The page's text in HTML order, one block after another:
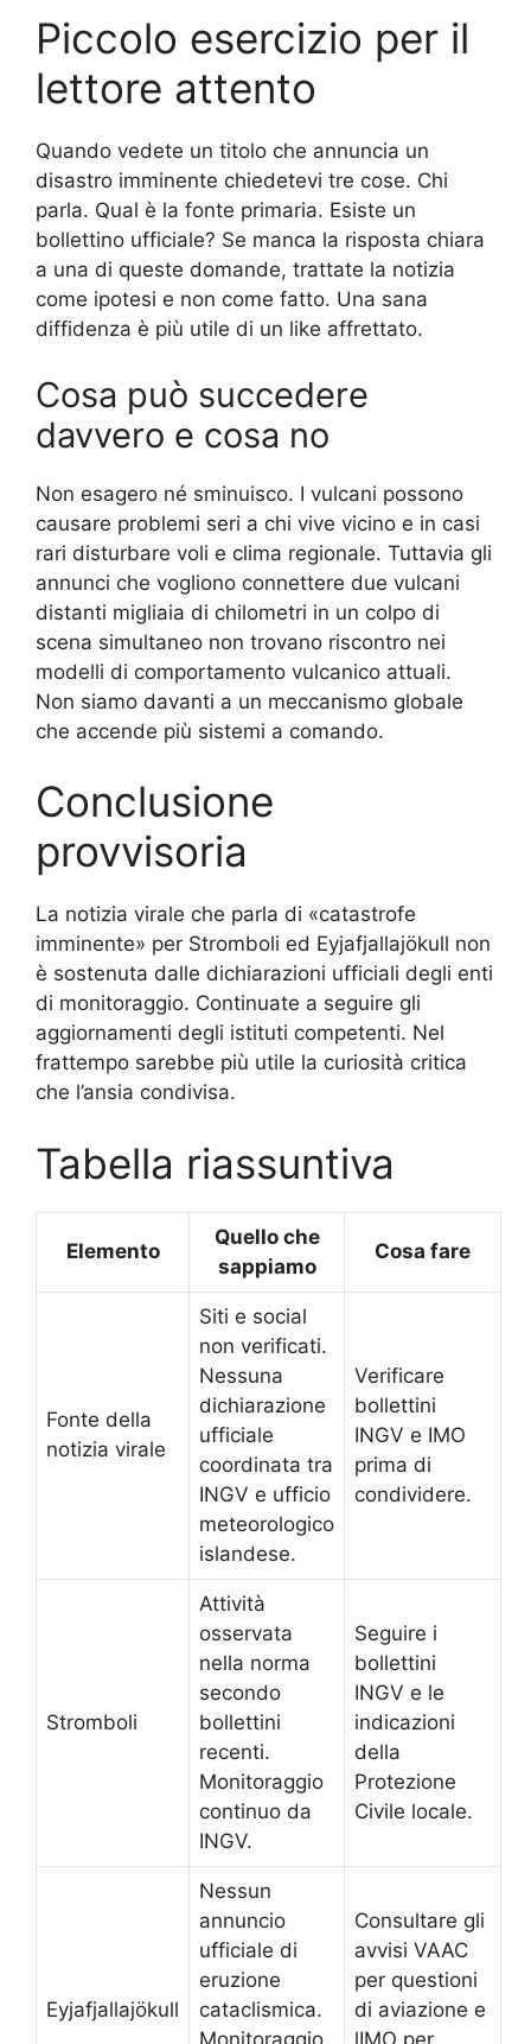
Piccolo esercizio per il
lettore attento
Quando vedete un titolo che annuncia un
disastro imminente chiedetevi tre cose. Chi
parla. Qual è la fonte primaria. Esiste un
bollettino ufficiale? Se manca la risposta chiara
a una di queste domande, trattate la notizia
come ipotesi e non come fatto. Una sana
diffidenza è più utile di un like affrettato.
Cosa può succedere
davvero e cosa no
Non esagero né sminuisco. I vulcani possono
causare problemi seri a chi vive vicino e in casi
rari disturbare voli e clima regionale. Tuttavia gli
annunci che vogliono connettere due vulcani
distanti migliaia di chilometri in un colpo di
scena simultaneo non trovano riscontro nei
modelli di comportamento vulcanico attuali.
Non siamo davanti a un meccanismo globale
che accende più sistemi a comando.
Conclusione
provvisoria
La notizia virale che parla di «catastrofe
imminente» per Stromboli ed Eyjafjallajökull non
è sostenuta dalle dichiarazioni ufficiali degli enti
di monitoraggio. Continuate a seguire gli
aggiornamenti degli istituti competenti. Nel
frattempo sarebbe più utile la curiosità critica
che l’ansia condivisa.
Tabella riassuntiva
Elemento
Quello che
sappiamo
Cosa fare
Fonte della
notizia virale
Siti e social
non verificati.
Nessuna
dichiarazione
ufficiale
coordinata tra
INGV e ufficio
meteorologico
islandese.
Verificare
bollettini
INGV e IMO
prima di
condividere.
Stromboli
Attività
osservata
nella norma
secondo
bollettini
recenti.
Monitoraggio
continuo da
INGV.
Seguire i
bollettini
INGV e le
indicazioni
della
Protezione
Civile locale.
Eyjafjallajökull
Nessun
annuncio
ufficiale di
eruzione
cataclismica.
Monitoraggio
Consultare gli
avvisi VAAC
per questioni
di aviazione e
lIMO per